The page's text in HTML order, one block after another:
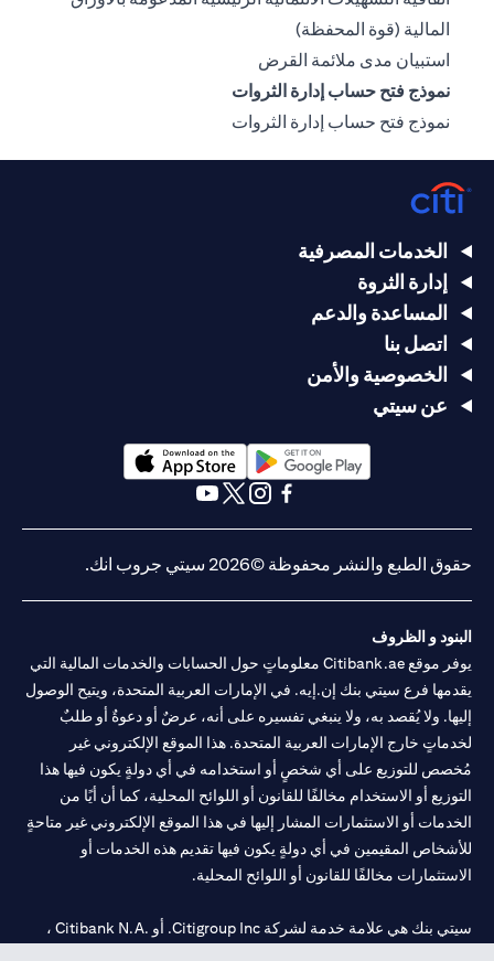
المالية (قوة المحفظة)opens in a new tab
استبيان مدى ملائمة القرض
نموذج فتح حساب إدارة الثروات
نموذج فتح حساب إدارة الثروات
الخدمات المصرفية
إدارة الثروة
المساعدة والدعم
اتصل بنا
الخصوصية والأمن
عن سيتي
opens in a new tab
opens in a new tab
حقوق الطبع والنشر محفوظة ©2026 سيتي جروب انك.
البنود و الظروف
يوفر موقع Citibank.ae معلوماتٍ حول الحسابات والخدمات المالية التي
يقدمها فرع سيتي بنك إن.إيه. في الإمارات العربية المتحدة، ويتيح الوصول
إليها. ولا يُقصد به، ولا ينبغي تفسيره على أنه، عرضٌ أو دعوةٌ أو طلبٌ
لخدماتٍ خارج الإمارات العربية المتحدة. هذا الموقع الإلكتروني غير
مُخصص للتوزيع على أي شخصٍ أو استخدامه في أي دولةٍ يكون فيها هذا
التوزيع أو الاستخدام مخالفًا للقانون أو اللوائح المحلية، كما أن أيًا من
الخدمات أو الاستثمارات المشار إليها في هذا الموقع الإلكتروني غير متاحةٍ
للأشخاص المقيمين في أي دولةٍ يكون فيها تقديم هذه الخدمات أو
الاستثمارات مخالفًا للقانون أو اللوائح المحلية.
سيتي بنك هي علامة خدمة لشركة Citigroup Inc. أو .Citibank N.A ،